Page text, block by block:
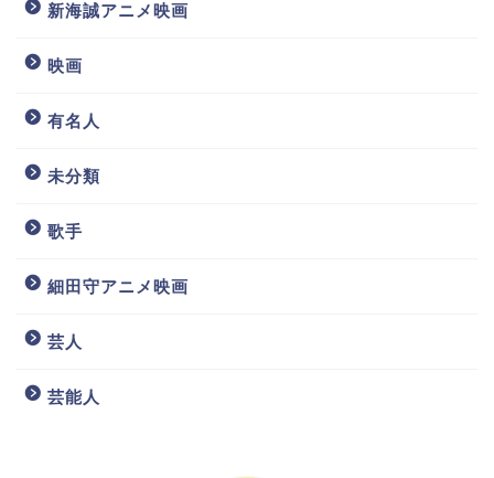
新海誠アニメ映画
映画
有名人
未分類
歌手
細田守アニメ映画
芸人
芸能人